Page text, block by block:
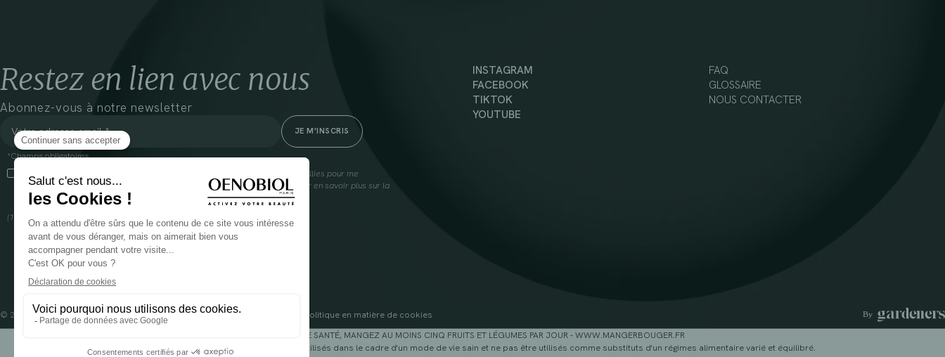
Restez en lien avec nous
Abonnez-vous à notre newsletter
*Champs obligatoires
En cliquant sur cette case, j’accepte que Cooper(1) traite les données recueillies pour me
communiquer des informations commerciales sur ses produits et offres. Pour en savoir plus sur la
gestion de vos données et vos droits, rendez-vousici
(1) Coopération pharmaceutique Française, RCS Melun 399 227 636
INSTAGRAM
FACEBOOK
TIKTOK
YOUTUBE
FAQ
GLOSSAIRE
NOUS CONTACTER
© 2024 OENOBIOL PARISMentions légalesConditions Générales d’Utilisation
Politique en matière de cookies
POUR VOTRE SANTÉ, MANGEZ AU MOINS CINQ FRUITS ET LÉGUMES PAR JOUR - WWW.MANGERBOUGER.FR
Les complément alimentaires doivent être utilisés dans le cadre d'un mode de vie sain et ne pas être utilisés comme substituts d'un régimes alimentaire varié et équilibré.